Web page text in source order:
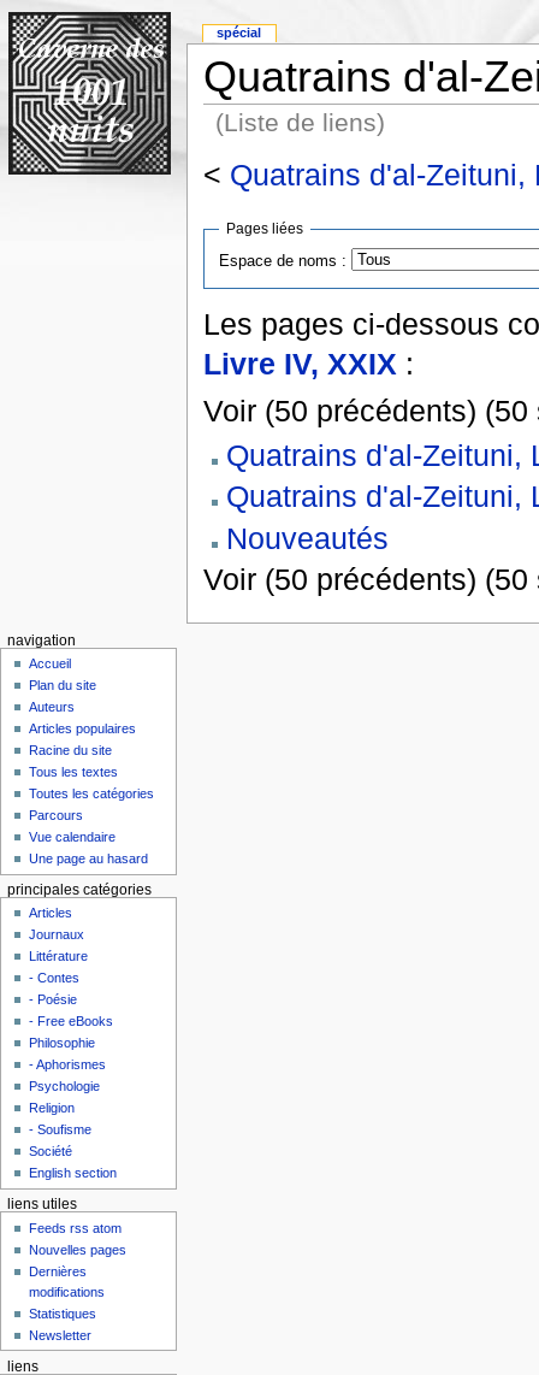
Quatrains d'al-
(Liste de liens)
< Quatrains d'al-Zeituni,
Pages liées
Espace de noms :
Les pages ci-dessous
Livre IV, XXIX :
Voir (50 précédents) (50
Quatrains d'al-Zeituni,
Quatrains d'al-Zeituni,
Nouveautés
Voir (50 précédents) (50
spécial
navigation
Accueil
Plan du site
Auteurs
Articles populaires
Racine du site
Tous les textes
Toutes les catégories
Parcours
Vue calendaire
Une page au hasard
principales catégories
Articles
Journaux
Littérature
- Contes
- Poésie
- Free eBooks
Philosophie
- Aphorismes
Psychologie
Religion
- Soufisme
Société
English section
liens utiles
Feeds rss atom
Nouvelles pages
Dernières
modifications
Statistiques
Newsletter
liens